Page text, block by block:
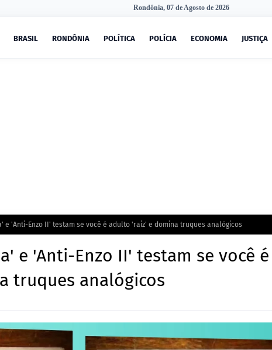
Rondônia, 07 de Agosto de 2026
BRASIL RONDÔNIA POLÍTICA POLÍCIA ECONOMIA JUSTIÇA
e 'Anti-Enzo II' testam se você é adulto 'raiz' e domina truques analógicos
e 'Anti-Enzo II' testam se você é
truques analógicos